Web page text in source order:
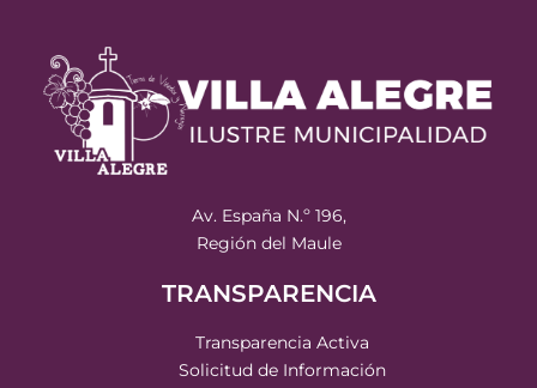
Av. España N.º 196,
Región del Maule
TRANSPARENCIA
Transparencia Activa
Solicitud de Información